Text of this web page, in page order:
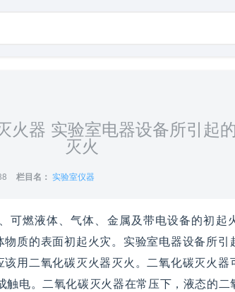
火器 实验室电器设备所引起
灭火
栏目名： 实验室仪器
可燃液体、气体、金属及带电设备的初起
质的表面初起火灾。实验室电器设备所引
用二氧化碳灭火器灭火。二氧化碳灭火器
电。二氧化碳灭火器在常压下，液态的二